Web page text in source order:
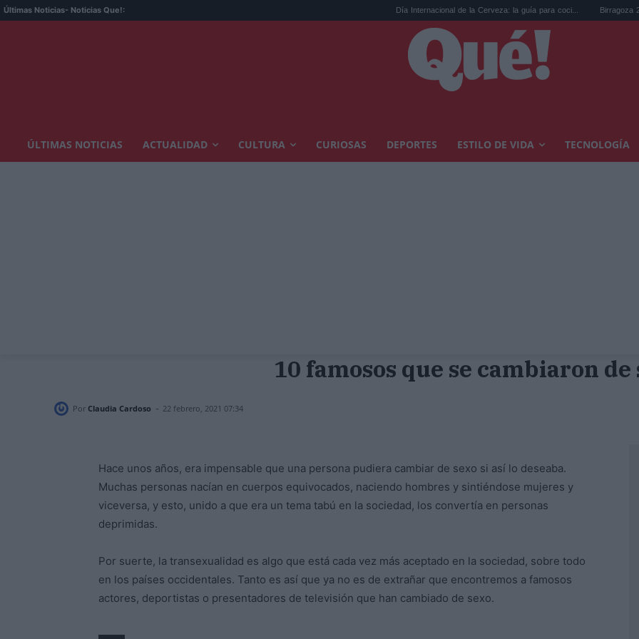
Últimas Noticias- Noticias Que!: Día Internacional de la Cerveza: la guía para coci... Birragoza 2026: el
ÚLTIMAS NOTICIAS ACTUALIDAD CULTURA CURIOSAS DEPORTES ESTILO DE VIDA TECNOLOGÍA
10 famosos que se cambiaron de
Por Claudia Cardoso - 22 febrero, 2021 07:34
Hace unos años, era impensable que una persona pudiera cambiar de sexo si así lo deseaba.
Muchas personas nacían en cuerpos equivocados, naciendo hombres y sintiéndose mujeres y
viceversa, y esto, unido a que era un tema tabú en la sociedad, los convertía en personas
deprimidas.
Por suerte, la transexualidad es algo que está cada vez más aceptado en la sociedad, sobre todo
en los países occidentales. Tanto es así que ya no es de extrañar que encontremos a famosos
actores, deportistas o presentadores de televisión que han cambiado de sexo.